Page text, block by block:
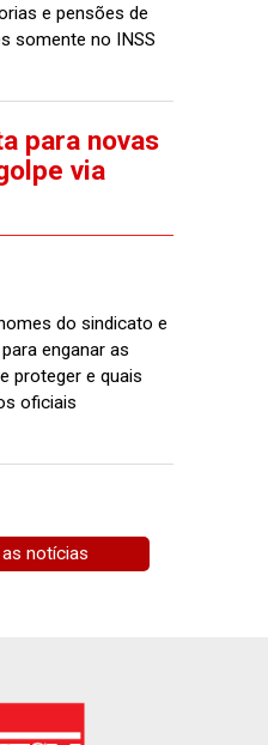
e pensões de
somente no INSS
para novas
via
do sindicato e
enganar as
proteger e quais
oficiais
notícias